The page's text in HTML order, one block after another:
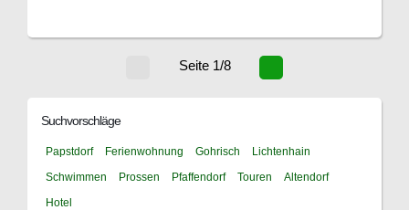
Seite 1/8
Suchvorschläge
Papstdorf Ferienwohnung Gohrisch
Lichtenhain
Schwimmen
Prossen Pfaffendorf Touren
Altendorf
Hotel